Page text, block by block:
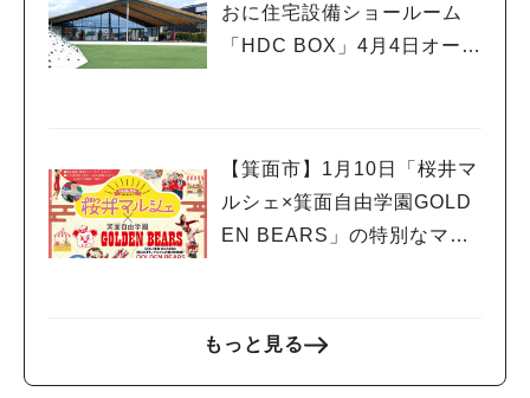
おに住宅設備ショールーム
「HDC BOX」4月4日オープ
【箕面市】1月10日「桜井マ
ルシェ×箕面自由学園GOLD
EN BEARS」の特別なマル
もっと見る